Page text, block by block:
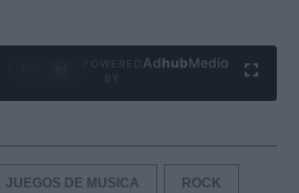
Ad hubMedia
JUEGOS DE MUSICA ROCK